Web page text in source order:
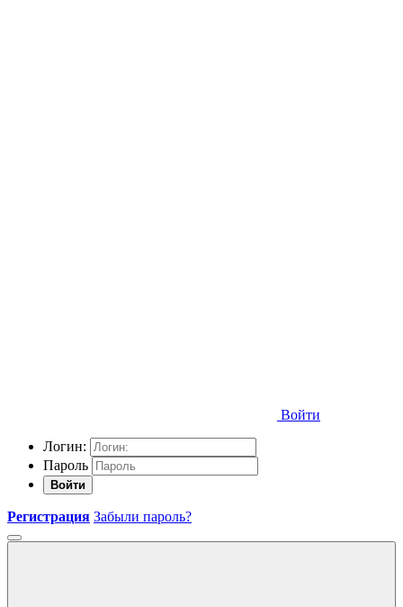
Войти
Логин:
Пароль
Войти
Регистрация Забыли пароль?